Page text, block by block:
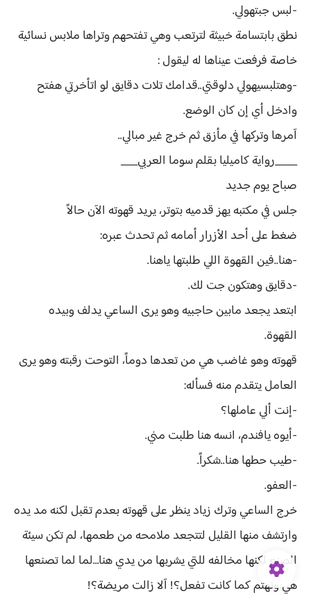
-لبس جبتهولي.
نطق بابتسامة خبيثة لترتعب وهي تفتحهم وتراها ملابس نسائية
خاصة فرفعت عيناها له ليقول :
-وهتلبسيهولي دلوقتي..قدامك تلات دقايق لو اتأخرتي هفتح
وادخل أي إن كان الوضع.
آمرها وتركها في مأزق ثم خرج غير مبالي..
____رواية كاميليا بقلم سوما العربي___
صباح يوم جديد
جلس في مكتبه يهز قدميه بتوتر، يريد قهوته الآن حالاً
ضغط على أحد الأزرار أمامه ثم تحدث عبره:
-هنا..فين القهوة اللي طلبتها ياهنا.
-دقايق وهتكون جت لك.
ابتعد يجعد مابين حاجبيه وهو يرى الساعي يدلف وبيده
القهوة.
قهوته وهو غاضب هي من تعدها دوماً، التوحت رقبته وهو يرى
العامل يتقدم منه فسأله:
-إنت ألي عاملها؟
-أيوه يافندم، انسه هنا طلبت مني.
-طيب حطها هنا..شكراً.
-العفو.
خرج الساعي وترك زياد ينظر على قهوته بعدم تقبل لكنه مد يده
وارتشف منها القليل لتتجعد ملامحه من طعمها، لم تكن سيئة
الصنع لكنها مخالفه للتي يشربها من يدي هنا…لما لما تصنعها
هي وتهتم كما كانت تفعل؟! آلا زالت مريضة؟!